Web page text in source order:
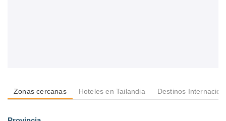
Zonas cercanas Hoteles en Tailandia Destinos